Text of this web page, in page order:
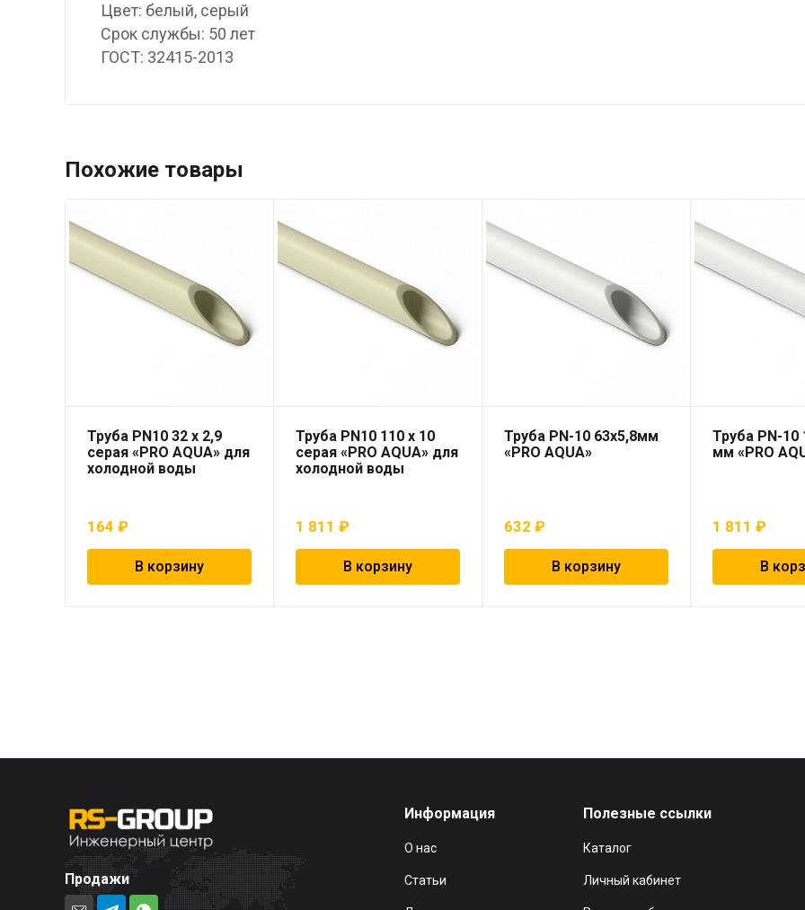
Цвет: белый, серый
Срок службы: 50 лет
ГОСТ: 32415-2013
Похожие товары
Труба PN10 32 x 2,9
серая «PRO AQUA» для
холодной воды
164 ₽
В корзину
Труба PN10 110 x 10
серая «PRO AQUA» для
холодной воды
1 811₽
В корзину
Труба PN-10 63х5,8мм
«PRO AQUA»
632₽
В корзину
Труба PN-10
мм «PRO
1 811₽
В
Продажи
Информация
О нас
Статьи
Полезные ссылки
Каталог
Личный кабинет